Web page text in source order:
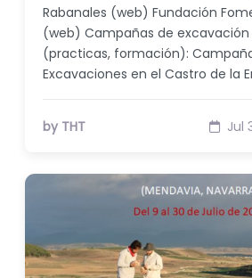
Rabanales (web) Fundación
(web) Campañas de
(practicas, formación):
Excavaciones en el Castro de la
by THT Jul